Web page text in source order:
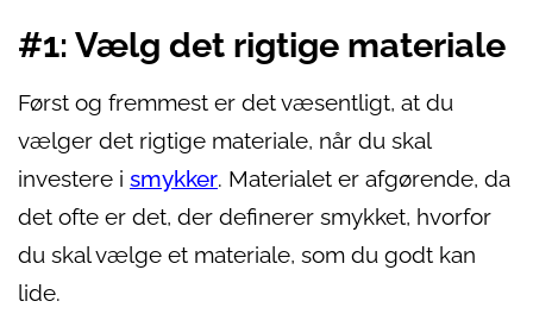
#1: Vælg det rigtige materiale
Først og fremmest er det væsentligt, at du
vælger det rigtige materiale, når du skal
investere i smykker. Materialet er afgørende, da
det ofte er det, der definerer smykket, hvorfor
du skal vælge et materiale, som du godt kan
lide.